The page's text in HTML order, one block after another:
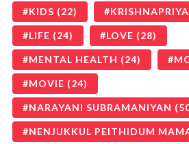
KIDS (22)
LIFE (24) LOVE (28)
MENTAL HEALTH (24)
MOVIE (24)
NARAYANI SUBRAMANIYAN
NENJUKKUL PEITHIDUM